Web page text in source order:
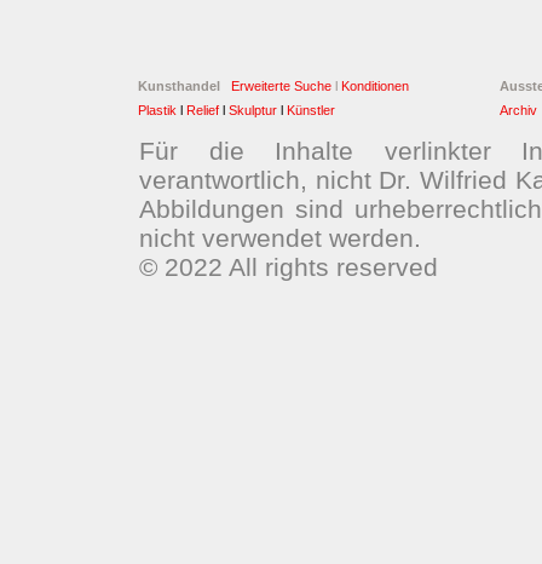
Kunsthandel Erweiterte Suche l Konditionen
Plastik l Relief l Skulptur l Künstler Archiv
Für die Inhalte verlinkter
verantwortlich, nicht Dr. Wilfried
Abbildungen sind
nicht verwendet werden.
© 2022 All rights reserved